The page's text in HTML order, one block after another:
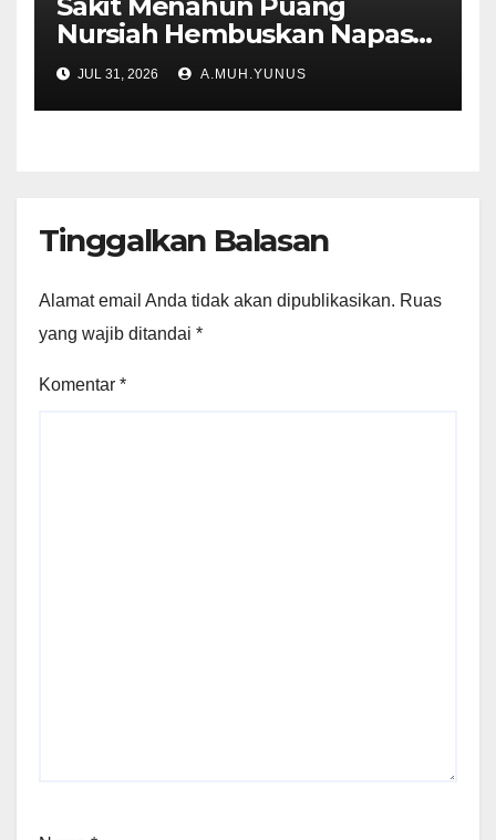
Nursiah Hembuskan Napas
Terakhir
JUL 31, 2026 A.MUH.YUNUS
Tinggalkan Balasan
Alamat email Anda tidak akan dipublikasikan. Ruas
yang wajib ditandai *
Komentar *